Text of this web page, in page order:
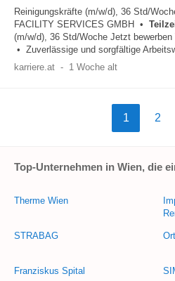
Reinigungskräfte (m/w/d), 36 Std/
FACILITY SERVICES GMBH •
(m/w/d), 36 Std/Woche Jetzt
• Zuverlässige und sorgfältige
karriere.at - 1 Woche alt
1 2
Top-Unternehmen in Wien, die
Therme Wien
STRABAG
Franziskus Spital